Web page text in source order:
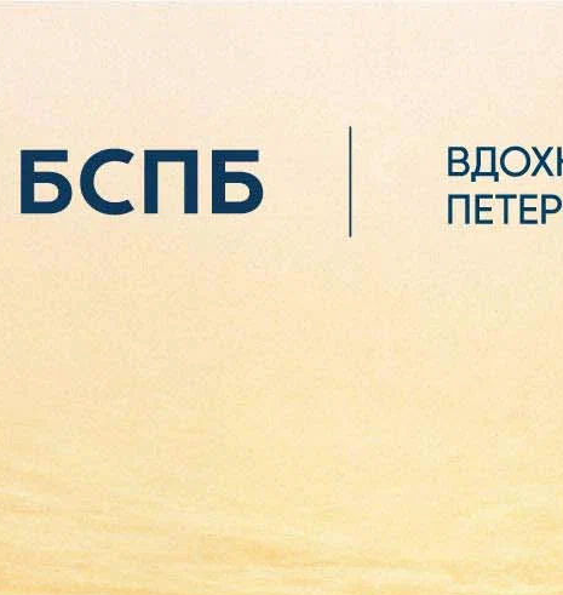
о своём любимом фильме